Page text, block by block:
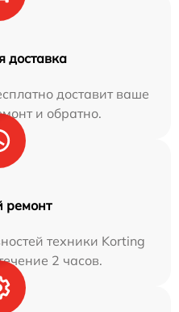
доставка
доставит ваше
и обратно.
ремонт
техники Korting
2 часов.